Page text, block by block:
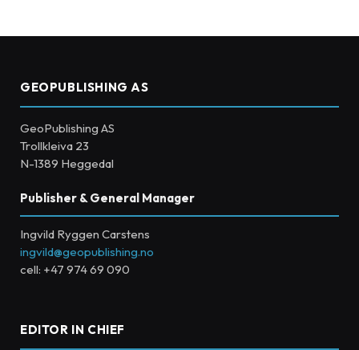
GEOPUBLISHING AS
GeoPublishing AS
Trollkleiva 23
N-1389 Heggedal
Publisher & General Manager
Ingvild Ryggen Carstens
ingvild@geopublishing.no
cell: +47 974 69 090
EDITOR IN CHIEF